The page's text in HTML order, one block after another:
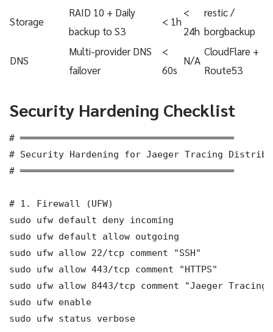
Storage
RAID 10 + Daily
backup to S3
< 1h
<
24h
restic /
borgbackup
DNS
Multi-provider DNS
failover
<
60s
N/A
CloudFlare +
Route53
Security Hardening Checklist
# ═══════════════════════════════════════
# Security Hardening for Jaeger Tracing
# ═══════════════════════════════════════
# 1. Firewall (UFW)
sudo ufw default deny incoming
sudo ufw default allow outgoing
sudo ufw allow 22/tcp comment "SSH"
sudo ufw allow 443/tcp comment "HTTPS"
sudo ufw allow 8443/tcp comment "Jaeger
sudo ufw enable
sudo ufw status verbose